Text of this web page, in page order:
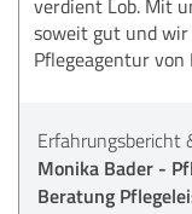
verdient Lob. Mit
soweit gut und
Pflegeagentur von
Erfahrungsbericht
Monika Bader -
Beratung